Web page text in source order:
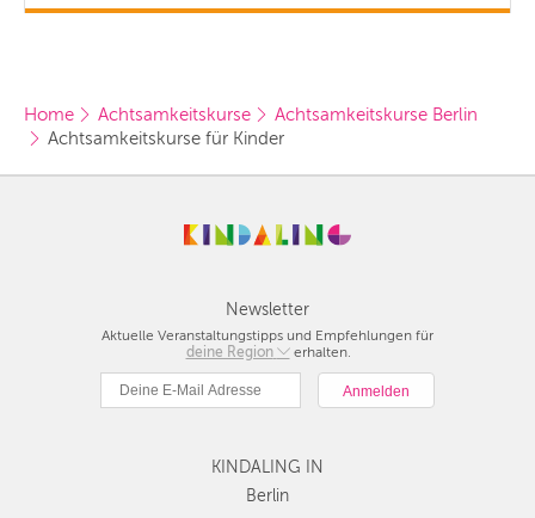
Home Achtsamkeitskurse
Achtsamkeitskurse Berlin
Achtsamkeitskurse für Kinder
Newsletter
Aktuelle Veranstaltungstipps und Empfehlungen für
deine Region
Berlin
München
Hamburg
Köln
Düsseldorf
erhalten.
KINDALING IN
Berlin